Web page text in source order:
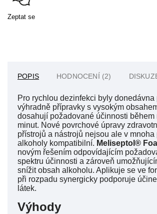
Zeptat se
POPIS HODNOCENÍ (2)
Pro rychlou dezinfekci byly donedávna
výhradně přípravky s vysokým
dosahují požadované účinnosti během
minut. Nové povrchové úpravy
přístrojů a nástrojů nejsou ale v mnoha
alkoholy kompatibilní. Meliseptol®
novým řešením odpovídajícím
spektru účinnosti a zároveň
snížit obsah alkoholu. Aplikuje se ve
při rozpadu synergicky podporuje
látek.
Výhody